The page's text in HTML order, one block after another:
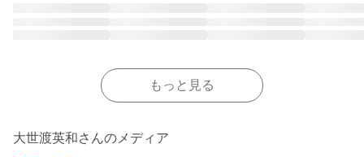
もっと見る
大世渡英和さんのメディア